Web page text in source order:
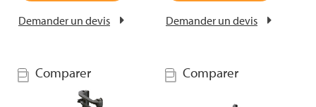
Demander un devis Demander un devis
Comparer Comparer